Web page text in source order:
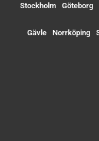
Stockholm Göteborg
Gävle Norrköping